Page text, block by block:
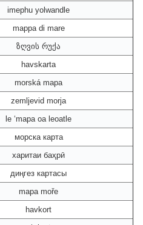
imephu yolwandle
mappa di mare
ზღვის რუქა
havskarta
morská mapa
zemljevid morja
le ‘mapa oa leoatle
морска карта
харитаи баҳрӣ
диңгез картасы
mapa moře
havkort